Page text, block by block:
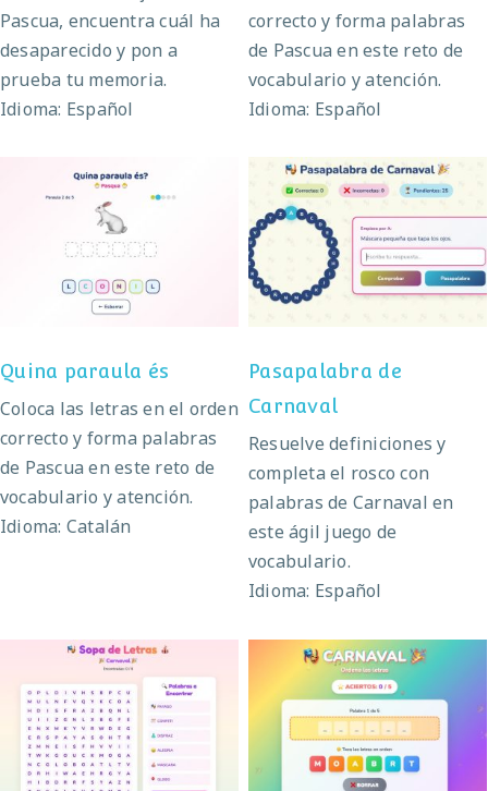
Pascua, encuentra cuál ha
desaparecido y pon a
prueba tu memoria.
Idioma: Español
correcto y forma palabras
de Pascua en este reto de
vocabulario y atención.
Idioma: Español
Quina paraula és
Quina paraula és
Coloca las letras en el orden
correcto y forma palabras
de Pascua en este reto de
vocabulario y atención.
Idioma: Catalán
Pasapalabra de
Carnaval
Pasapalabra de
Carnaval
Resuelve definiciones y
completa el rosco con
palabras de Carnaval en
este ágil juego de
vocabulario.
Idioma: Español
Sopa de letras Ordena las letras